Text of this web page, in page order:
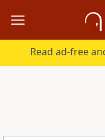
Read ad-free